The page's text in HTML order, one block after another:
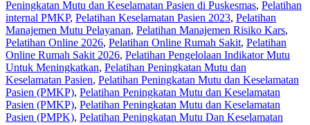
Peningkatan Mutu dan Keselamatan Pasien di Puskesmas, Pelatihan
internal PMKP, Pelatihan Keselamatan Pasien 2023, Pelatihan
Manajemen Mutu Pelayanan, Pelatihan Manajemen Risiko Kars,
Pelatihan Online 2026, Pelatihan Online Rumah Sakit, Pelatihan
Online Rumah Sakit 2026, Pelatihan Pengelolaan Indikator Mutu
Untuk Meningkatkan, Pelatihan Peningkatan Mutu dan
Keselamatan Pasien, Pelatihan Peningkatan Mutu dan Keselamatan
Pasien (PMKP), Pelatihan Peningkatan Mutu dan Keselamatan
Pasien (PMKP)‎, Pelatihan Peningkatan Mutu dan Keselamatan
Pasien (PMPK), Pelatihan Peningkatan Mutu Dan Keselamatan